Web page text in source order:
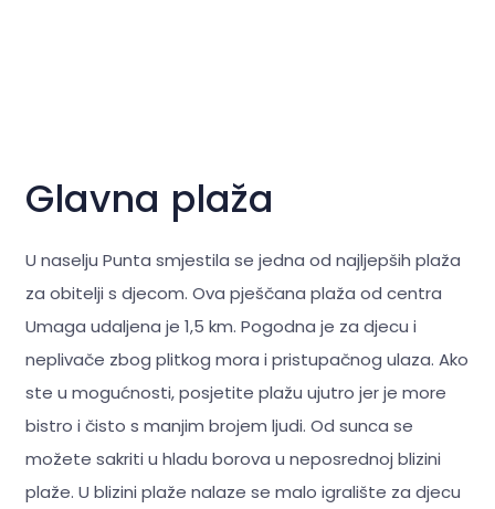
Glavna plaža
U naselju Punta smjestila se jedna od najljepših plaža
za obitelji s djecom. Ova pješčana plaža od centra
Umaga udaljena je 1,5 km. Pogodna je za djecu i
neplivače zbog plitkog mora i pristupačnog ulaza. Ako
ste u mogućnosti, posjetite plažu ujutro jer je more
bistro i čisto s manjim brojem ljudi. Od sunca se
možete sakriti u hladu borova u neposrednoj blizini
plaže. U blizini plaže nalaze se malo igralište za djecu